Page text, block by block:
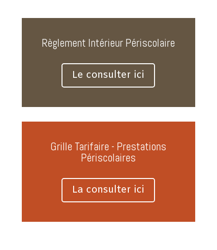
Règlement Intérieur Périscolaire
Le consulter ici
Grille Tarifaire - Prestations
Périscolaires
La consulter ici